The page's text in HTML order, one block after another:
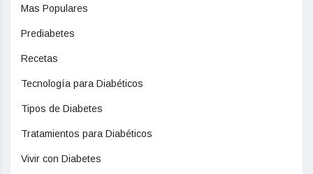
Mas Populares
Prediabetes
Recetas
Tecnología para Diabéticos
Tipos de Diabetes
Tratamientos para Diabéticos
Vivir con Diabetes